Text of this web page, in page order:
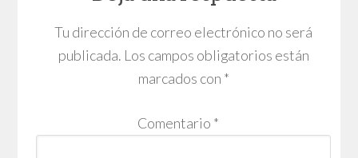
Tu dirección de correo electrónico no será
publicada. Los campos obligatorios están
marcados con *
Comentario *